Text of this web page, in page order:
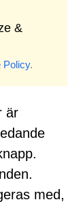
&
Policy.
är
med,